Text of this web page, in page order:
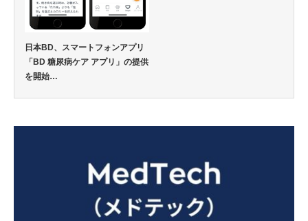
日本BD、スマートフォンアプリ
「BD 糖尿病ケア アプリ」の提供
を開始…